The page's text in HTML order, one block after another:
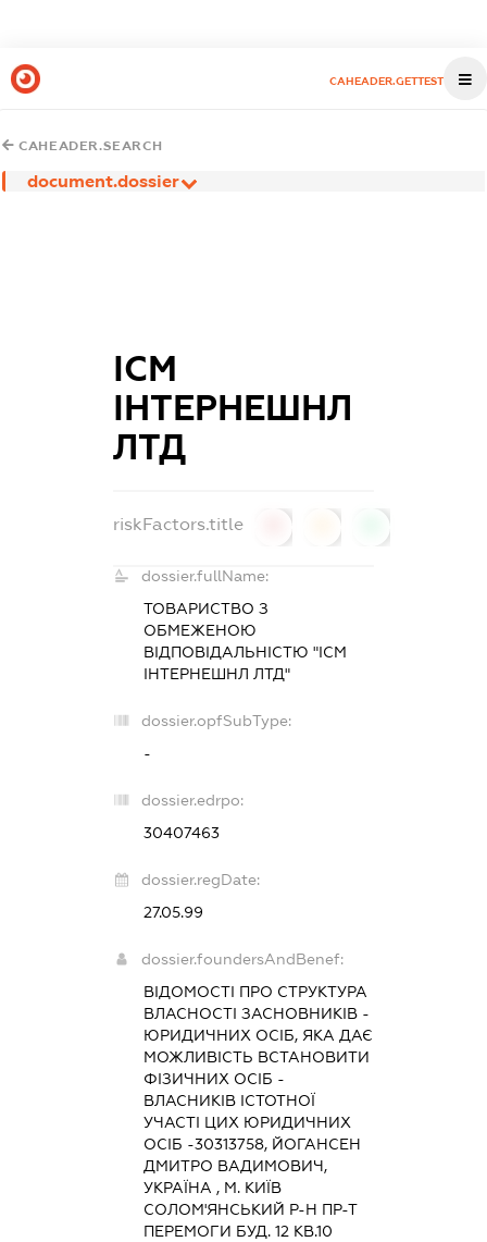
CAHEADER.GETTEST
CAHEADER.SEARCH
document.dossier
ІСМ
ІНТЕРНЕШНЛ
ЛТД
riskFactors.title
dossier.fullName:
ТОВАРИСТВО З
ОБМЕЖЕНОЮ
ВІДПОВІДАЛЬНІСТЮ "ІСМ
ІНТЕРНЕШНЛ ЛТД"
dossier.opfSubType:
-
dossier.edrpo:
30407463
dossier.regDate:
27.05.99
dossier.foundersAndBenef:
ВІДОМОСТІ ПРО СТРУКТУРА
ВЛАСНОСТІ ЗАСНОВНИКІВ -
ЮРИДИЧНИХ ОСІБ, ЯКА ДАЄ
МОЖЛИВІСТЬ ВСТАНОВИТИ
ФІЗИЧНИХ ОСІБ -
ВЛАСНИКІВ ІСТОТНОЇ
УЧАСТІ ЦИХ ЮРИДИЧНИХ
ОСІБ -30313758, ЙОГАНСЕН
ДМИТРО ВАДИМОВИЧ,
УКРАЇНА , М. КИЇВ
СОЛОМ'ЯНСЬКИЙ Р-Н ПР-Т
ПЕРЕМОГИ БУД. 12 КВ.10